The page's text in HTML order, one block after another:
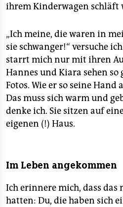
ihrem Kinderwagen schläft
„Ich meine, die waren in
sie schwanger!“ versuche
starrt mich nur mit ihren
Hannes und Kiara sehen
Fotos. Wie er so seine Hand
Das muss sich warm und
denke ich. Sie sitzen auf
eigenen (!) Haus.
Im Leben angekommen
Ich erinnere mich, dass
hatten: Du, die haben sich